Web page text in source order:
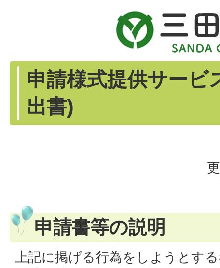
申請様式提供サービ
出書)
申請書等の説明
上記に掲げる行為をしようとす